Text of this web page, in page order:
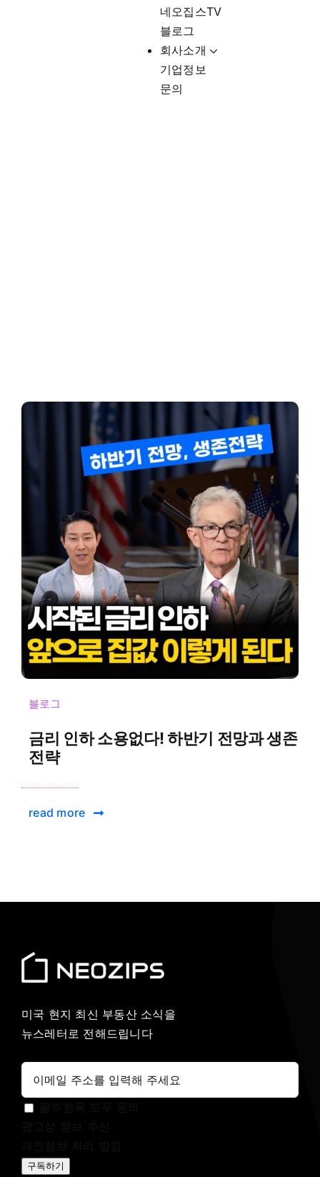
네오집스TV
블로그
회사소개
기업정보
문의
블로그
금리 인하 소용없다! 하반기 전망과 생존
전략
read more
미국 현지 최신 부동산 소식을
뉴스레터로 전해드립니다
구독하기